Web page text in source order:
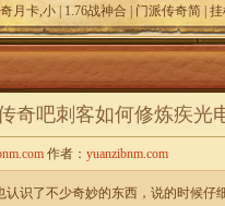
月卡,小| 1.76战神合 门派传奇简
奇吧刺客如何修炼疾光
作者： yuanzibnm.com
认识了不少奇妙的东西，说的时候仔